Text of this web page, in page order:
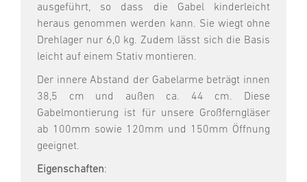
ausgeführt, so dass die Gabel kinderleicht
heraus genommen werden kann. Sie wiegt ohne
Drehlager nur 6,0 kg. Zudem lässt sich die Basis
leicht auf einem Stativ montieren.
Der innere Abstand der Gabelarme beträgt innen
38,5 cm und außen ca. 44 cm. Diese
Gabelmontierung ist für unsere Großferngläser
ab 100mm sowie 120mm und 150mm Öffnung
geeignet.
Eigenschaften: